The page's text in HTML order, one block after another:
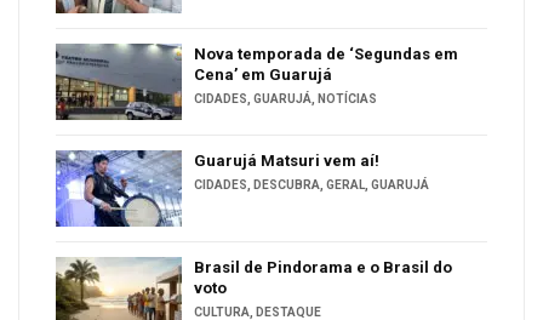
Nova temporada de ‘Segundas em
Cena’ em Guarujá
CIDADES GUARUJÁ NOTÍCIAS
Guarujá Matsuri vem aí!
CIDADES DESCUBRA GERAL GUARUJÁ
Brasil de Pindorama e o Brasil do
voto
CULTURA DESTAQUE